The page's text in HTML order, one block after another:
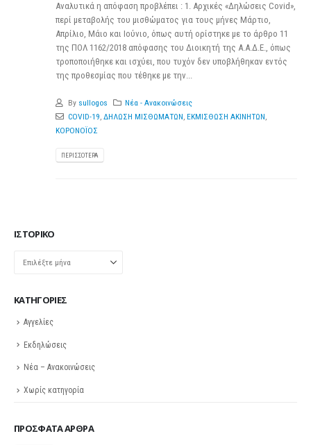
Αναλυτικά η απόφαση προβλέπει : 1. Αρχικές «Δηλώσεις Covid»,
περί μεταβολής του μισθώματος για τους μήνες Μάρτιο,
Απρίλιο, Μάιο και Ιούνιο, όπως αυτή ορίστηκε με το άρθρο 11
της ΠΟΛ 1162/2018 απόφασης του Διοικητή της Α.Α.Δ.Ε., όπως
τροποποιήθηκε και ισχύει, που τυχόν δεν υποβλήθηκαν εντός
της προθεσμίας που τέθηκε με την...
By sullogos
Νέα - Ανακοινώσεις
COVID-19, ΔΗΛΩΣΗ ΜΙΣΘΩΜΑΤΩΝ, ΕΚΜΙΣΘΩΣΗ ΑΚΙΝΗΤΩΝ,
ΚΟΡΟΝΟΪΟΣ
ΠΕΡΙΣΣΌΤΕΡΑ
ΙΣΤΟΡΙΚΌ
KΑΤΗΓΟΡΊΕΣ
Αγγελίες
Εκδηλώσεις
Νέα – Ανακοινώσεις
Χωρίς κατηγορία
ΠΡΌΣΦΑΤΑ ΆΡΘΡΑ